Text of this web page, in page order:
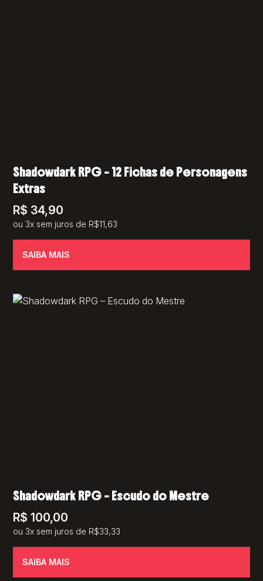
Shadowdark RPG – 12 Fichas de Personagens
Extras
R$ 34,90
ou 3x sem juros de R$11,63
SAIBA MAIS
Shadowdark RPG – Escudo do Mestre
R$ 100,00
ou 3x sem juros de R$33,33
SAIBA MAIS